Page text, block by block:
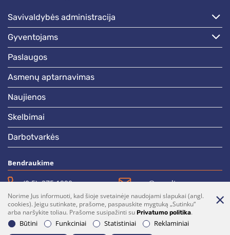
savivaldybės administracija
gyventojams
paslaugos
asmenų aptarnavimas
naujienos
skelbimai
darbotvarkės
Bendraukime
(0 5)  275 1990 vrsa@vrsa.lt
Facebook Youtube
Prenumerata Parašykite mums
Norime Jus informuoti, kad šioje svetainėje naudojami slapukai (angl.
cookies). Jeigu sutinkate, prašome, paspauskite mygtuką „Sutinku“
arba naršykite toliau. Prašome susipažinti su Privatumo politika.
Būtini
Funkciniai Statistiniai Reklaminiai